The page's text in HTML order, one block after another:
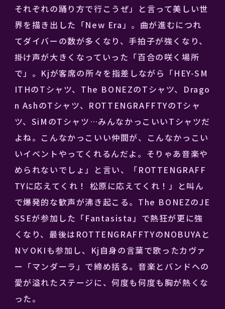
それぞれの踊り方で行こうぜ」と言って美しい世
界を描き出した「New Era」。曲が進むにつれ
てダイバーの数が多くなり、手拍子が強くなり、
掛け声が大きくなっていった「百合の咲く場所
で」。Kjが客席の所々を指差しながら「HEY-SM
ITHのTシャツ、The BONEZのTシャツ、Drago
n AshのTシャツ、ROTTENGRAFFTYのTシャ
ツ、SiMのTシャツ…みんなかっこいいTシャツだ
よね。こんなかっこいい仲間が、こんなかっこい
いイベントやってくれるんだよ。そりゃあ音楽や
められないでしょ」と言い、「ROTTENGRAFF
TYに応えてくれ！ 松原に応えてくれ！」と叫ん
で爆発的な歓声が沸き起こる。The BONEZのJE
SSEが参加した「Fantasista」で熱狂が更に強
くなり、最後はROTTENGRAFFTYのNOBUYAと
N∀OKIも参加し、Kj自身の言葉で歌ったカヴァ
ー「マンダーラ」で締め括る。音楽とバンドへの
愛が溢れたステージに、何度も何度も胸が熱くな
った。